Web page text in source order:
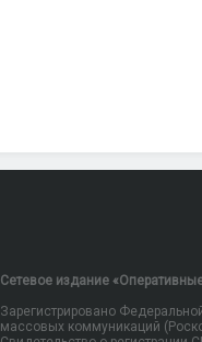
Сетевое издание
Зарегистрировано
массовых коммуникаций